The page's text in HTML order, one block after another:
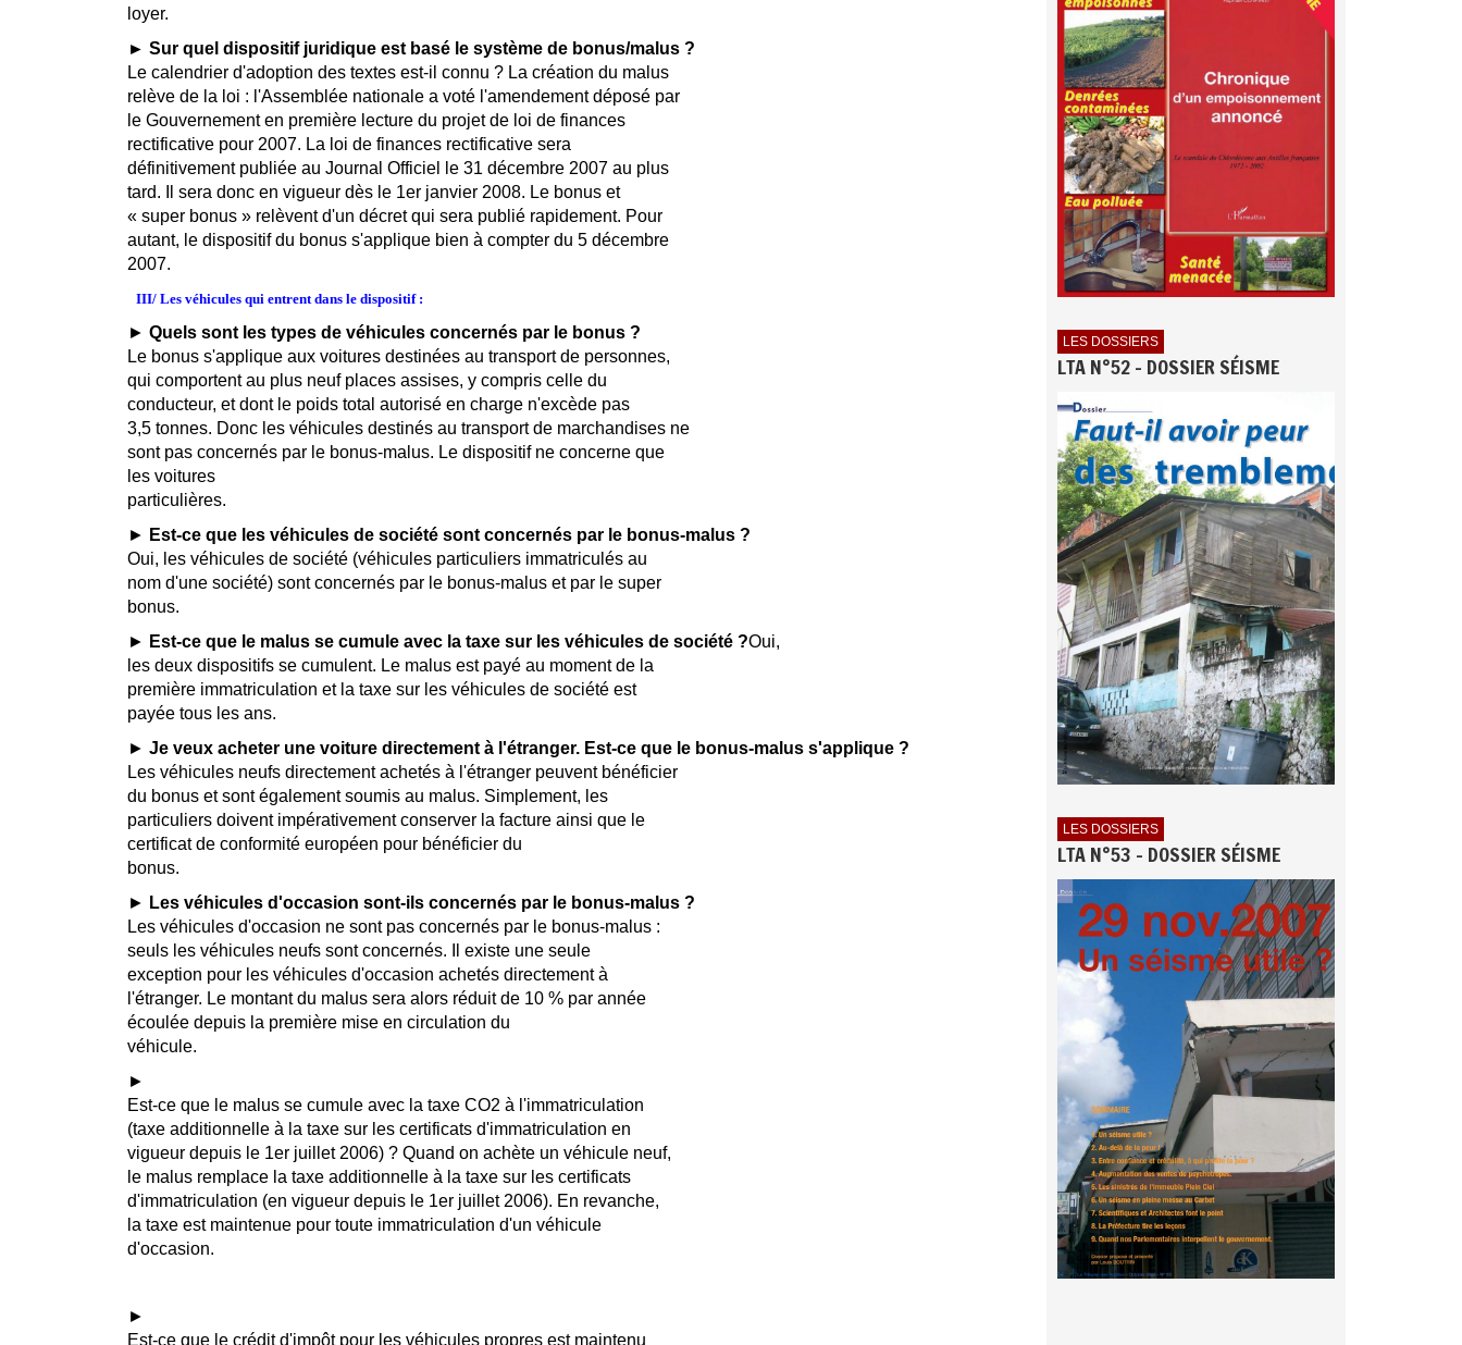
loyer.
► Sur quel dispositif juridique est basé le système de bonus/malus ?
Le calendrier d'adoption des textes est-il connu ? La création du malus
relève de la loi : l'Assemblée nationale a voté l'amendement déposé par
le Gouvernement en première lecture du projet de loi de finances
rectificative pour 2007. La loi de finances rectificative sera
définitivement publiée au Journal Officiel le 31 décembre 2007 au plus
tard. Il sera donc en vigueur dès le 1er janvier 2008. Le bonus et
« super bonus » relèvent d'un décret qui sera publié rapidement. Pour
autant, le dispositif du bonus s'applique bien à compter du 5 décembre
2007.
III/ Les véhicules qui entrent dans le dispositif :
► Quels sont les types de véhicules concernés par le bonus ?
Le bonus s'applique aux voitures destinées au transport de personnes,
qui comportent au plus neuf places assises, y compris celle du
conducteur, et dont le poids total autorisé en charge n'excède pas
3,5 tonnes. Donc les véhicules destinés au transport de marchandises ne
sont pas concernés par le bonus-malus. Le dispositif ne concerne que
les voitures
particulières.
► Est-ce que les véhicules de société sont concernés par le bonus-malus ?
Oui, les véhicules de société (véhicules particuliers immatriculés au
nom d'une société) sont concernés par le bonus-malus et par le super
bonus.
► Est-ce que le malus se cumule avec la taxe sur les véhicules de société ?Oui,
les deux dispositifs se cumulent. Le malus est payé au moment de la
première immatriculation et la taxe sur les véhicules de société est
payée tous les ans.
► Je veux acheter une voiture directement à l'étranger. Est-ce que le bonus-malus s'applique ?
Les véhicules neufs directement achetés à l'étranger peuvent bénéficier
du bonus et sont également soumis au malus. Simplement, les
particuliers doivent impérativement conserver la facture ainsi que le
certificat de conformité européen pour bénéficier du
bonus.
► Les véhicules d'occasion sont-ils concernés par le bonus-malus ?
Les véhicules d'occasion ne sont pas concernés par le bonus-malus :
seuls les véhicules neufs sont concernés. Il existe une seule
exception pour les véhicules d'occasion achetés directement à
l'étranger. Le montant du malus sera alors réduit de 10 % par année
écoulée depuis la première mise en circulation du
véhicule.
►
Est-ce que le malus se cumule avec la taxe CO2 à l'immatriculation
(taxe additionnelle à la taxe sur les certificats d'immatriculation en
vigueur depuis le 1er juillet 2006) ? Quand on achète un véhicule neuf,
le malus remplace la taxe additionnelle à la taxe sur les certificats
d'immatriculation (en vigueur depuis le 1er juillet 2006). En revanche,
la taxe est maintenue pour toute immatriculation d'un véhicule
d'occasion.
►
Est-ce que le crédit d'impôt pour les véhicules propres est maintenu
LES DOSSIERS
LTA N°52 - DOSSIER SÉISME
LES DOSSIERS
LTA N°53 - DOSSIER SÉISME